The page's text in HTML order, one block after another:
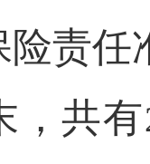
险责任
，共有